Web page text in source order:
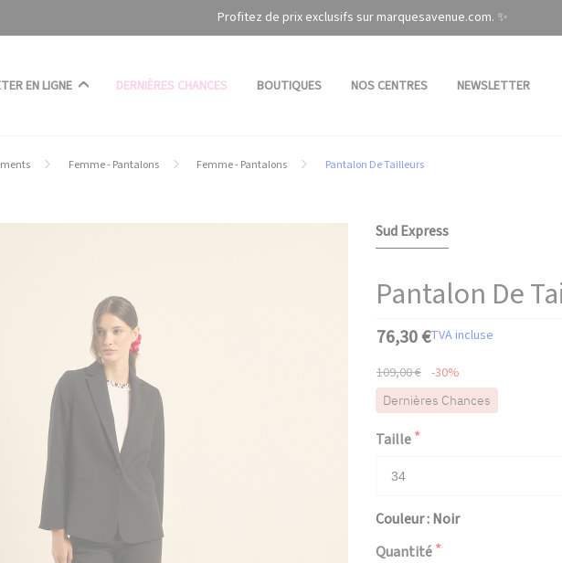
Profitez de prix exclusifs sur marquesavenue.com. ✨
EN LIGNE DERNIÈRES CHANCES BOUTIQUES NOS CENTRES NEWSLETTER
Femme - Pantalons Femme - Pantalons Pantalon De Tailleurs
Sud Express
Pantalon De
76,30 €TVA incluse
109,00 € -30%
Dernières Chances
Taille
Couleur : Noir
Quantité